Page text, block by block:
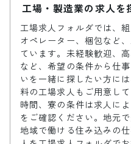
工場・製造業の求人を
工場求人フォルダでは、
オペレーター、梱包など
ています。未経験歓迎、
など、希望の条件から仕
いを一緒に探したい方に
料の工場求人もご用意し
時間、寮の条件は求人に
をご確認ください。地元
地域で働ける住み込みの